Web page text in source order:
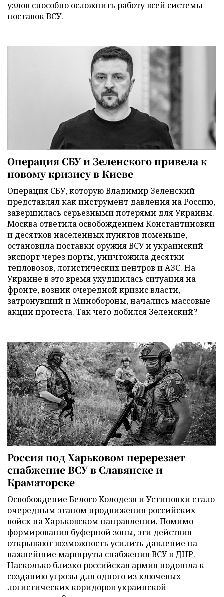
узлов способно осложнить работу всей системы
поставок ВСУ.
Операция СБУ и Зеленского привела к
новому кризису в Киеве
Операция СБУ, которую Владимир Зеленский
представлял как инструмент давления на Россию,
завершилась серьезными потерями для Украины.
Москва ответила освобождением Константиновки
и десятков населенных пунктов поменьше,
остановила поставки оружия ВСУ и украинский
экспорт через порты, уничтожила десятки
тепловозов, логистических центров и АЗС. На
Украине в это время ухудшилась ситуация на
фронте, возник очередной кризис власти,
затронувший и Минобороны, начались массовые
акции протеста. Так чего добился Зеленский?
Россия под Харьковом перерезает
снабжение ВСУ в Славянске и
Краматорске
Освобождение Белого Колодезя и Устиновки стало
очередным этапом продвижения российских
войск на Харьковском направлении. Помимо
формирования буферной зоны, эти действия
открывают возможность усилить давление на
важнейшие маршруты снабжения ВСУ в ДНР.
Насколько близко российская армия подошла к
созданию угрозы для одного из ключевых
логистических коридоров украинской